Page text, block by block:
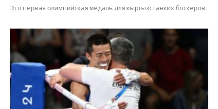
Это первая олимпийская медаль для кыргызстанких боскеров.